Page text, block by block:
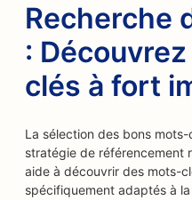
Recherche
:
clés à fort
La sélection des bons
stratégie de référencement
aide à découvrir des mots-
spécifiquement adaptés à